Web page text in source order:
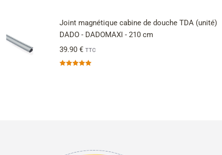
Joint magnétique cabine de douche TDA (unité)
DADO - DADOMAXI - 210 cm
39.90 € TTC